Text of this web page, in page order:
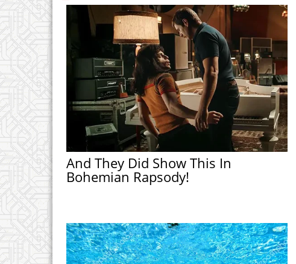
And They Did Show This In
Bohemian Rapsody!